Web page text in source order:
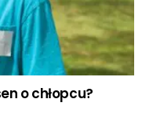
o chłopcu?